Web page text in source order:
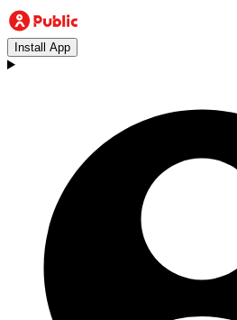
Install App